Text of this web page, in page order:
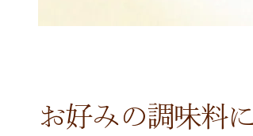
お好みの調味料